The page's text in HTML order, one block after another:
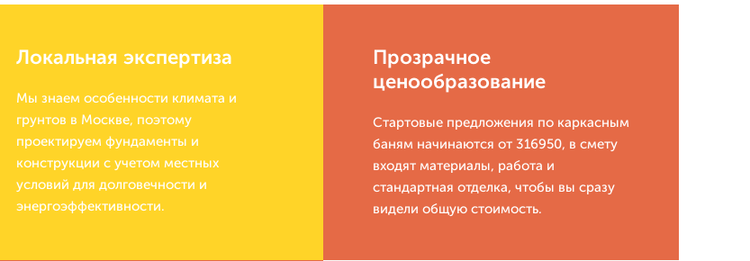
Локальная экспертиза
Мы знаем особенности климата и
грунтов в Москве, поэтому
проектируем фундаменты и
конструкции с учетом местных
условий для долговечности и
энергоэффективности.
Прозрачное
ценообразование
Стартовые предложения по каркасным
баням начинаются от 316950, в смету
входят материалы, работа и
стандартная отделка, чтобы вы сразу
видели общую стоимость.